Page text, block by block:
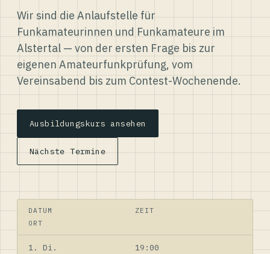
Wir sind die Anlaufstelle für
Funkamateurinnen und Funkamateure im
Alstertal — von der ersten Frage bis zur
eigenen Amateurfunkprüfung, vom
Vereinsabend bis zum Contest-Wochenende.
Ausbildungskurs ansehen
Nächste Termine
DATUM
ZEIT
ORT
1. Di.
19:00